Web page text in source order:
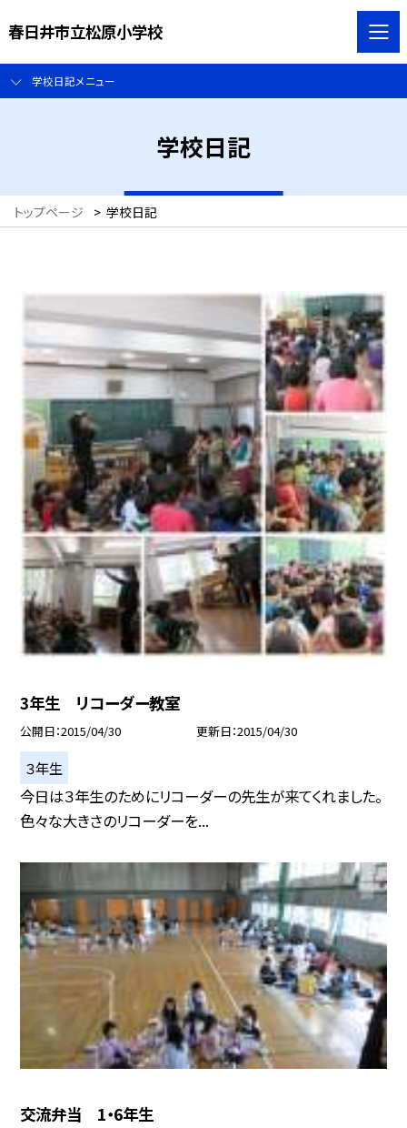
春日井市立松原小学校
学校日記メニュー
学校日記
トップページ > 学校日記
3年生 リコーダー教室
公開日 2015/04/30 更新日 2015/04/30
３年生
今日は３年生のためにリコーダーの先生が来てくれました。
色々な大きさのリコーダーを...
交流弁当 1・6年生